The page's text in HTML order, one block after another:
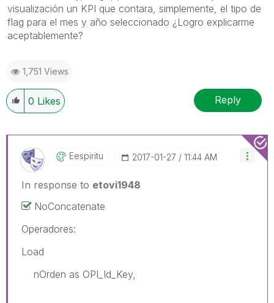
visualización un KPI que contara, simplemente, el tipo de
flag para el mes y año seleccionado ¿Logro explicarme
aceptablemente?
1,751 Views
0 Likes Reply
Eespiritu ‎2017-01-27 11:44 AM
In response to etovi1948
NoConcatenate
Operadores:
Load
nOrden as OPI_Id_Key,